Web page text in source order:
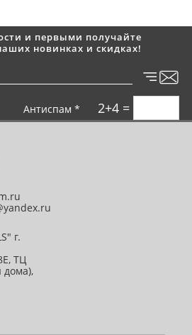
и первыми получайте
новинках и скидках!
Антиспам * 2+4 =
г.
ТЦ
дома),